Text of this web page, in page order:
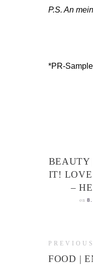
P.S. An
*PR-
BEAUTY
IT! LOVE
–
on 8.
FOOD |